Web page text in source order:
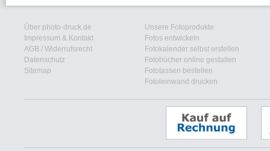
Über photo-druck.de
Impressum & Kontakt
AGB / Widerrufsrecht
Datenschutz
Sitemap
Unsere Fotoprodukte
Fotos entwickeln
Fotokalender selbst erstellen
Fotobücher online gestalten
Fototassen bestellen
Fotoleinwand drucken